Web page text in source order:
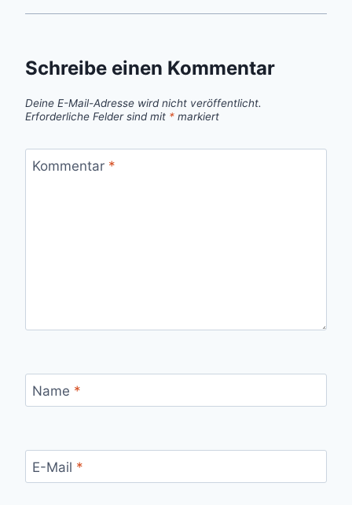
Schreibe einen Kommentar
Deine E-Mail-Adresse wird nicht veröffentlicht.
Erforderliche Felder sind mit * markiert
Kommentar *
Name *
E-Mail *